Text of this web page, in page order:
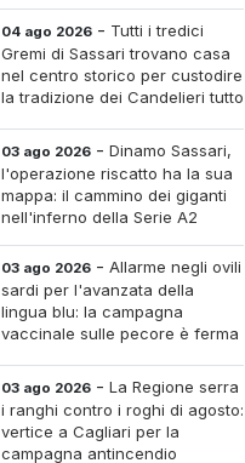
04 ago 2026 - Tutti i tredici
Gremi di Sassari trovano casa
nel centro storico per custodire
la tradizione dei Candelieri tutto
03 ago 2026 - Dinamo Sassari,
l'operazione riscatto ha la sua
mappa: il cammino dei giganti
nell'inferno della Serie A2
03 ago 2026 - Allarme negli ovili
sardi per l'avanzata della
lingua blu: la campagna
vaccinale sulle pecore è ferma
03 ago 2026 - La Regione serra
i ranghi contro i roghi di agosto:
vertice a Cagliari per la
campagna antincendio